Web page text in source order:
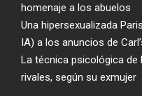
homenaje a los abuelos
Una hipersexualizada
IA) a los anuncios de
La técnica psicológica de
rivales, según su exmujer